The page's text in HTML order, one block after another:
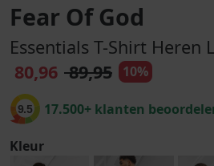
Fear Of God
Essentials T-Shirt Heren
80,96 89,95 10%
9.5 17.500+ klanten
Kleur